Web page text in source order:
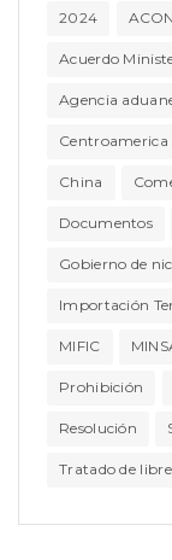
2024
Acuerdo
Agencia
Centroamerica
China
Documentos
Gobierno de
Importación
MIFIC
Prohibición
Resolución
Tratado de